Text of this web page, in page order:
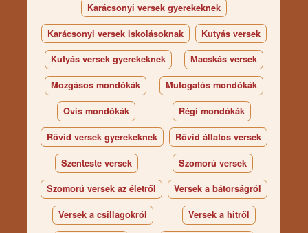
Karácsonyi versek gyerekeknek
Karácsonyi versek iskolásoknak Kutyás versek
Kutyás versek gyerekeknek Macskás versek
Mozgásos mondókák Mutogatós mondókák
Ovis mondókák Régi mondókák
Rövid versek gyerekeknek Rövid állatos versek
Szenteste versek Szomorú versek
Szomorú versek az életről Versek a bátorságról
Versek a csillagokról Versek a hitről